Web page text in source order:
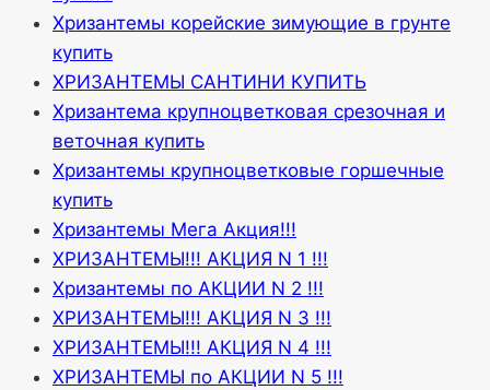
Хризантемы корейские зимующие в грунте
купить
ХРИЗАНТЕМЫ САНТИНИ КУПИТЬ
Хризантема крупноцветковая срезочная и
веточная купить
Хризантемы крупноцветковые горшечные
купить
Хризантемы Мега Акция!!!
ХРИЗАНТЕМЫ!!! АКЦИЯ N 1 !!!
Хризантемы по АКЦИИ N 2 !!!
ХРИЗАНТЕМЫ!!! АКЦИЯ N 3 !!!
ХРИЗАНТЕМЫ!!! АКЦИЯ N 4 !!!
ХРИЗАНТЕМЫ по АКЦИИ N 5 !!!